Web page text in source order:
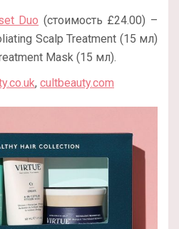
Duo (стоимость £24.00) –
Scalp Treatment (15 мл)
Mask (15 мл).
, cultbeauty.com